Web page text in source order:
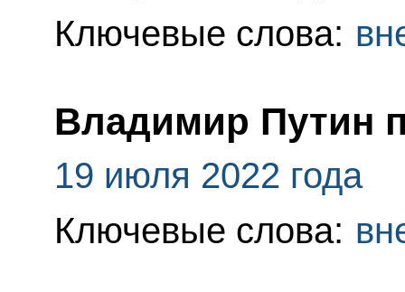
Ключевые слова:
Владимир Путин
19 июля 2022 года
Ключевые слова: